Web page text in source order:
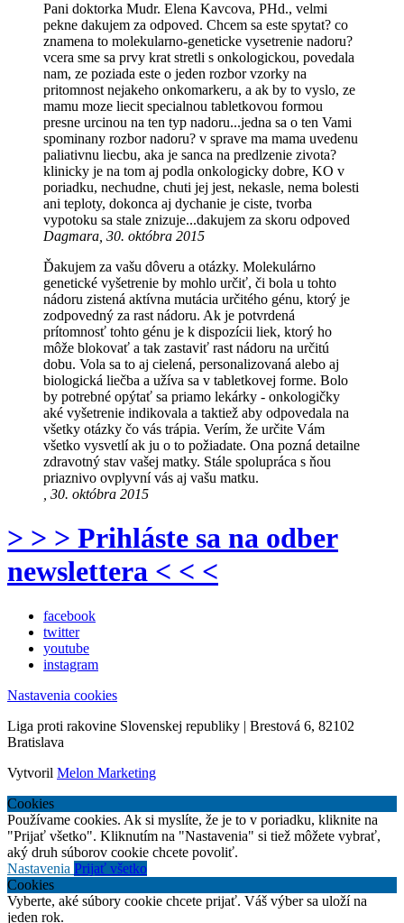
Pani doktorka Mudr. Elena Kavcova, PHd., velmi
pekne dakujem za odpoved. Chcem sa este spytat? co
znamena to molekularno-geneticke vysetrenie nadoru?
vcera sme sa prvy krat stretli s onkologickou, povedala
nam, ze poziada este o jeden rozbor vzorky na
pritomnost nejakeho onkomarkeru, a ak by to vyslo, ze
mamu moze liecit specialnou tabletkovou formou
presne urcinou na ten typ nadoru...jedna sa o ten Vami
spominany rozbor nadoru? v sprave ma mama uvedenu
paliativnu liecbu, aka je sanca na predlzenie zivota?
klinicky je na tom aj podla onkologicky dobre, KO v
poriadku, nechudne, chuti jej jest, nekasle, nema bolesti
ani teploty, dokonca aj dychanie je ciste, tvorba
vypotoku sa stale znizuje...dakujem za skoru odpoved
Dagmara, 30. októbra 2015
Ďakujem za vašu dôveru a otázky. Molekulárno
genetické vyšetrenie by mohlo určiť, či bola u tohto
nádoru zistená aktívna mutácia určitého génu, ktorý je
zodpovedný za rast nádoru. Ak je potvrdená
prítomnosť tohto génu je k dispozícii liek, ktorý ho
môže blokovať a tak zastaviť rast nádoru na určitú
dobu. Vola sa to aj cielená, personalizovaná alebo aj
biologická liečba a užíva sa v tabletkovej forme. Bolo
by potrebné opýtať sa priamo lekárky - onkologičky
aké vyšetrenie indikovala a taktiež aby odpovedala na
všetky otázky čo vás trápia. Verím, že určite Vám
všetko vysvetlí ak ju o to požiadate. Ona pozná detailne
zdravotný stav vašej matky. Stále spolupráca s ňou
priaznivo ovplyvní vás aj vašu matku.
, 30. októbra 2015
> > > Prihláste sa na odber
newslettera < < <
facebook
twitter
youtube
instagram
Nastavenia cookies
Liga proti rakovine Slovenskej republiky | Brestová 6, 82102
Bratislava
Vytvoril Melon Marketing
Cookies
Používame cookies. Ak si myslíte, že je to v poriadku, kliknite na
"Prijať všetko". Kliknutím na "Nastavenia" si tiež môžete vybrať,
aký druh súborov cookie chcete povoliť.
Nastavenia Prijať všetko
Cookies
Vyberte, aké súbory cookie chcete prijať. Váš výber sa uloží na
jeden rok.